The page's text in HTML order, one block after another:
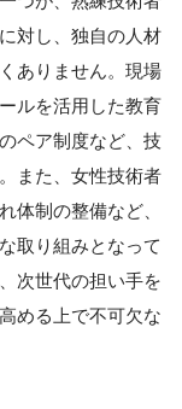
対し、独自の人材
ありません。現場
ルを活用した教育
ペア制度など、技
また、女性技術者
体制の整備など、
取り組みとなって
次世代の担い手を
める上で不可欠な